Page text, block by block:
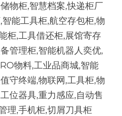
物柜,智慧档案,快递柜厂
能工具柜,航空存包柜,物
柜,工具借还柜,展馆寄存
管理柜,智能机器人奕优,
物料,工业品商城,智能
守终端,物联网,工具柜,物
位器具,重力感应,自动售
理,手机柜,切屑刀具柜